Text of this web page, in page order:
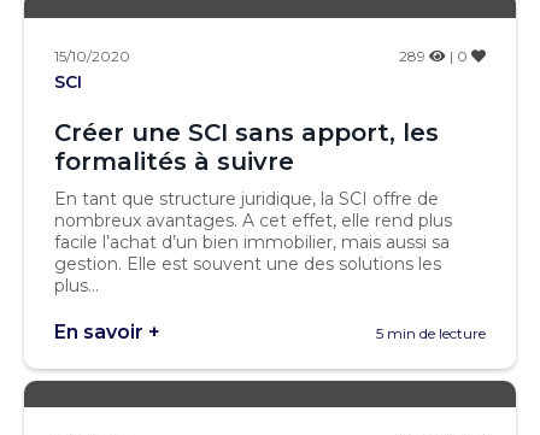
15/10/2020 289 | 0
SCI
Créer une SCI sans apport, les
formalités à suivre
En tant que structure juridique, la SCI offre de
nombreux avantages. A cet effet, elle rend plus
facile l’achat d’un bien immobilier, mais aussi sa
gestion. Elle est souvent une des solutions les
plus...
En savoir + 5 min de lecture